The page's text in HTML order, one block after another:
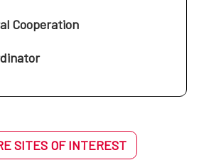
Cooperation
SITES OF INTEREST